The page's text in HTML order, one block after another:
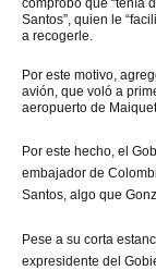
comprobó que “tenía
Santos”, quien le
a recogerle.
Por este motivo,
avión, que voló a
aeropuerto de
Por este hecho, el
embajador de
Santos, algo que
Pese a su corta
expresidente del